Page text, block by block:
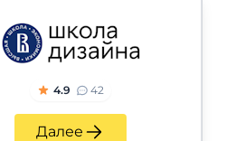
4.9 42
Далее